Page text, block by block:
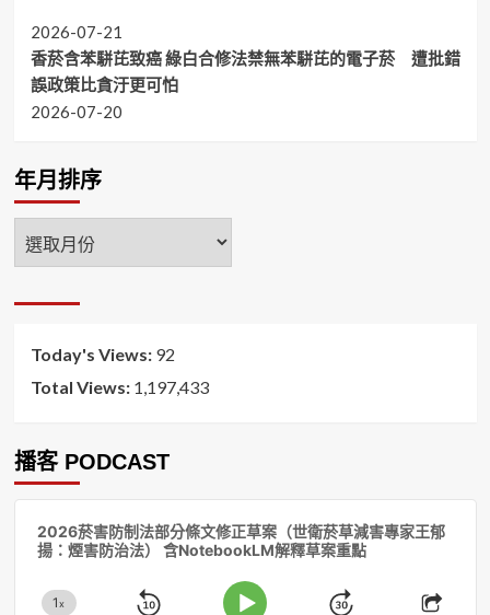
2026-07-21
香菸含苯駢芘致癌 綠白合修法禁無苯駢芘的電子菸 遭批錯
誤政策比貪汙更可怕
2026-07-20
年月排序
年
月
Today's Views: 92
Total Views: 1,197,433
播客 PODCAST
2026菸害防制法部分條文修正草案（世衛菸草減害專家王郁
揚：煙害防治法） 含NotebookLM解釋草案重點
1x